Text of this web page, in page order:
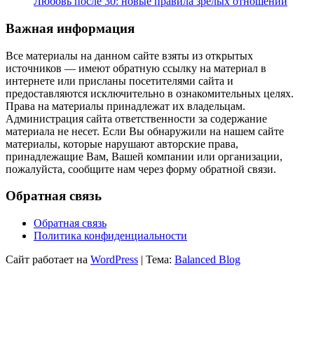
Важная информация
Все материалы на данном сайте взяты из открытых
источников — имеют обратную ссылку на материал в
интернете или присланы посетителями сайта и
предоставляются исключительно в ознакомительных целях.
Права на материалы принадлежат их владельцам.
Администрация сайта ответственности за содержание
материала не несет. Если Вы обнаружили на нашем сайте
материалы, которые нарушают авторские права,
принадлежащие Вам, Вашей компании или организации,
пожалуйста, сообщите нам через форму обратной связи.
Обратная связь
Обратная связь
Политика конфиденциальности
Сайт работает на WordPress | Тема: Balanced Blog